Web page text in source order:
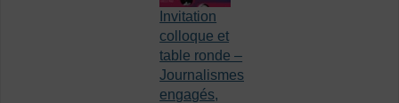
Invitation
colloque et
table ronde –
Journalismes
engagés,